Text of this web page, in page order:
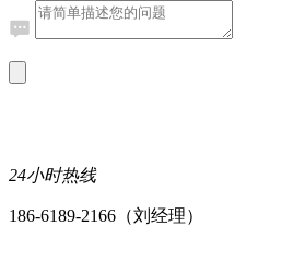
24小时热线
186-6189-2166（刘经理）